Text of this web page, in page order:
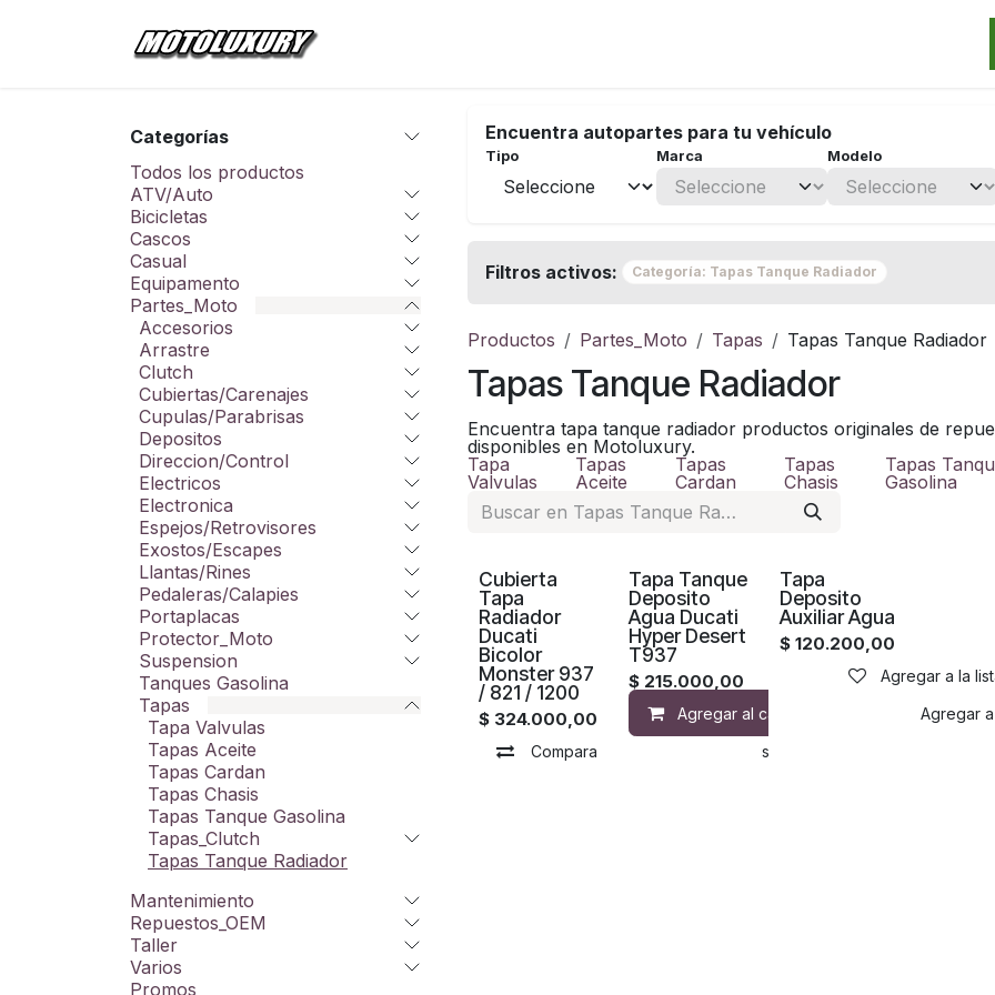
Categorías
Todos los productos
ATV/Auto
Bicicletas
Cascos
Casual
Equipamento
Partes_Moto
Accesorios
Arrastre
Clutch
Cubiertas/Carenajes
Cupulas/Parabrisas
Depositos
Direccion/Control
Electricos
Electronica
Espejos/Retrovisores
Exostos/Escapes
Llantas/Rines
Pedaleras/Calapies
Portaplacas
Protector_Moto
Suspension
Tanques Gasolina
Tapas
Tapa Valvulas
Tapas Aceite
Tapas Cardan
Tapas Chasis
Tapas Tanque Gasolina
Tapas_Clutch
Tapas Tanque Radiador
Mantenimiento
Repuestos_OEM
Taller
Varios
Promos
Encuentra autopartes para tu vehículo
Tipo Marca Modelo
Filtros activos: Categoría: Tapas Tanque Radiador
Productos Partes_Moto Tapas Tapas Tanque Radiador
Tapas Tanque Radiador
Encuentra tapa tanque radiador productos originales de
disponibles en Motoluxury.
Tapa
Valvulas
Tapas
Aceite
Tapas
Cardan
Tapas
Chasis
Tapas
Gasolina
Cubierta
Tapa
Radiador
Ducati
Bicolor
Monster 937
/ 821 / 1200
$ 324.000,00
Compara Agregar a la lista de deseos
Tapa Tanque
Deposito
Agua Ducati
Hyper Desert
T937
$ 215.000,00
Agregar al carrito Agregar
Tapa
Deposito
Auxiliar Agua
$ 120.200,00
Agregar a la